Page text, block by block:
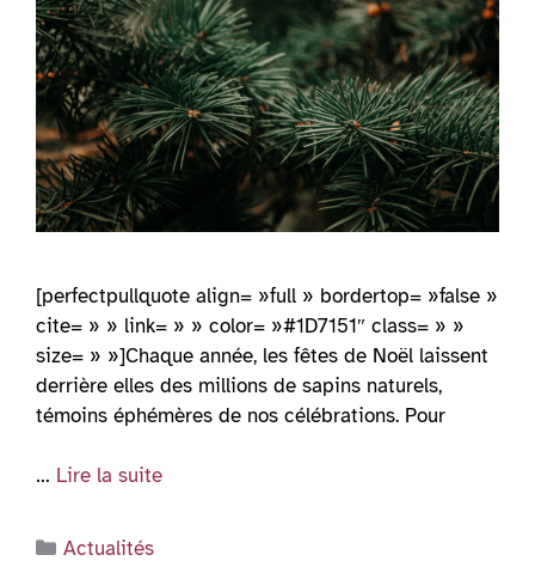
[perfectpullquote align= »full » bordertop= »false »
cite= » » link= » » color= »#1D7151″ class= » »
size= » »]Chaque année, les fêtes de Noël laissent
derrière elles des millions de sapins naturels,
témoins éphémères de nos célébrations. Pour
… Lire la suite
Catégories
Actualités